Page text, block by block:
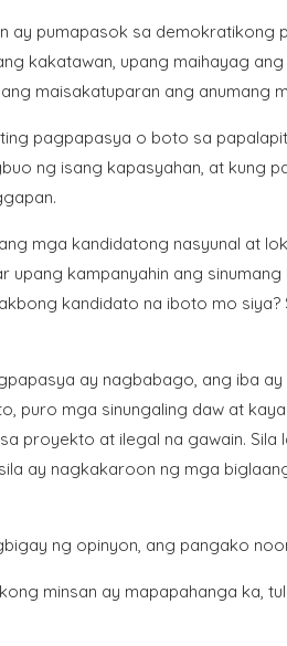
ay pumapasok sa demokratikong
kakatawan, upang maihayag
maisakatuparan ang anumang
pagpapasya o boto sa
ng isang kapasyahan, at kung
ang mga kandidatong nasyunal at
upang kampanyahin ang
kandidato na iboto mo
ay nagbabago, ang iba
puro mga sinungaling daw at
proyekto at ilegal na gawain.
ay nagkakaroon ng mga
ng opinyon, ang pangako
minsan ay mapapahanga ka,